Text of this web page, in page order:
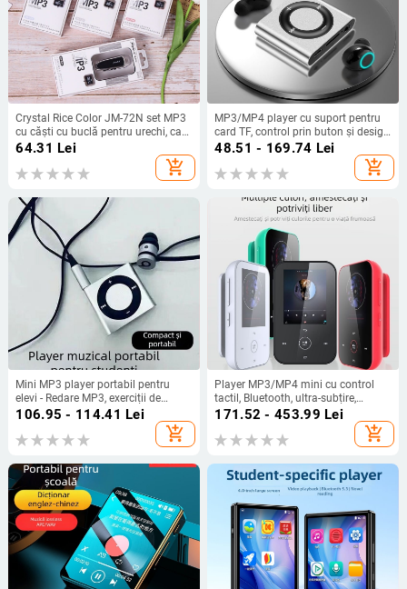
Crystal Rice Color JM-72N set MP3
cu căști cu buclă pentru urechi, card
de memorie inclus, design subțire
64.31 Lei
add_shopping_cart
MP3/MP4 player cu suport pentru
card TF, control prin buton și design
compact, portabil
48.51 - 169.74 Lei
add_shopping_cart
Mini MP3 player portabil pentru
elevi - Redare MP3, exerciții de
înțelegere auditivă în engleză, fără
106.95 - 114.41 Lei
add_shopping_cart
Player MP3/MP4 mini cu control
tactil, Bluetooth, ultra-subțire,
compact P3
171.52 - 453.99 Lei
add_shopping_cart